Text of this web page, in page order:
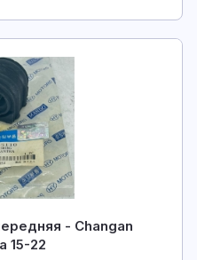
- Changan
15-22